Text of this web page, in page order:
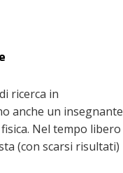
ricerca in
anche un insegnante
Nel tempo libero
(con scarsi risultati)